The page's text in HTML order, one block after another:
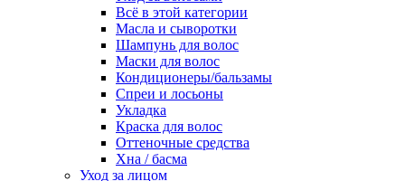
Всё в этой категории
Масла и сыворотки
Шампунь для волос
Маски для волос
Кондиционеры/бальзамы
Спреи и лосьоны
Укладка
Краска для волос
Оттеночные средства
Хна / басма
Уход за лицом